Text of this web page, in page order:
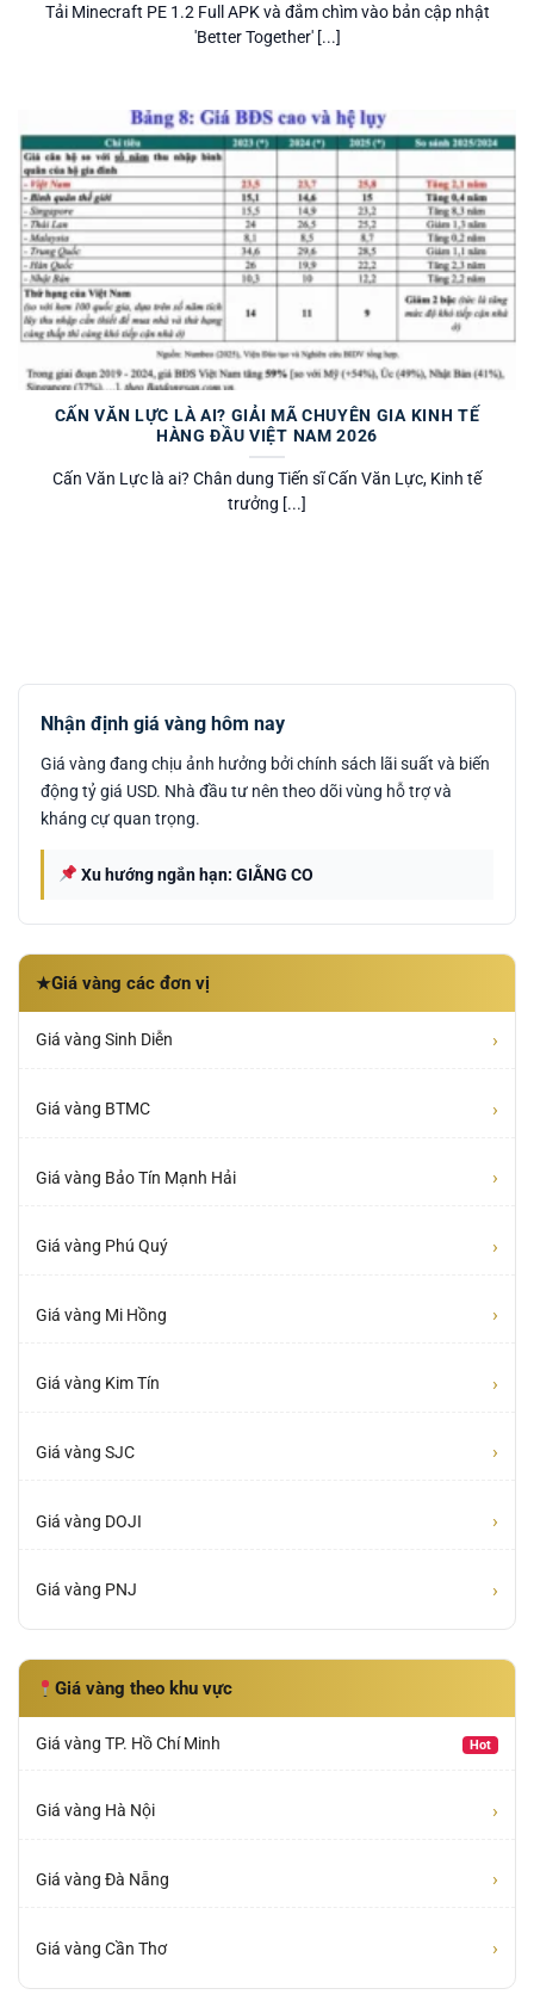
Tải Minecraft PE 1.2 Full APK và đắm chìm vào bản cập nhật
'Better Together' [...]
CẤN VĂN LỰC LÀ AI? GIẢI MÃ CHUYÊN GIA KINH TẾ
HÀNG ĐẦU VIỆT NAM 2026
Cấn Văn Lực là ai? Chân dung Tiến sĩ Cấn Văn Lực, Kinh tế
trưởng [...]
Nhận định giá vàng hôm nay
Giá vàng đang chịu ảnh hưởng bởi chính sách lãi suất và biến
động tỷ giá USD. Nhà đầu tư nên theo dõi vùng hỗ trợ và
kháng cự quan trọng.
Xu hướng ngắn hạn: GIẰNG CO
★Giá vàng các đơn vị
Giá vàng Sinh Diễn ›
Giá vàng BTMC ›
Giá vàng Bảo Tín Mạnh Hải ›
Giá vàng Phú Quý ›
Giá vàng Mi Hồng ›
Giá vàng Kim Tín ›
Giá vàng SJC ›
Giá vàng DOJI ›
Giá vàng PNJ ›
Giá vàng theo khu vực
Giá vàng TP. Hồ Chí Minh Hot
Giá vàng Hà Nội ›
Giá vàng Đà Nẵng ›
Giá vàng Cần Thơ ›